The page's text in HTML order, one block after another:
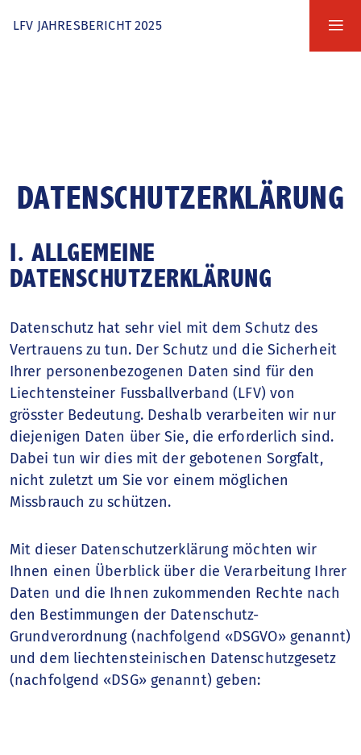
Inhalt
m
Agenda
JAK
Schiedsrichter
Nachhaltigkeit
Fussballjahr
Nationalteams
Spitzenfussball
Sportschule
Breitenfussball
Frauenfussball
LFV JAHRESBERICHT 2025
DATENSCHUTZERKLÄRUNG
I. ALLGEMEINE
DATENSCHUTZERKLÄRUNG
Datenschutz hat sehr viel mit dem Schutz des
Vertrauens zu tun. Der Schutz und die Sicherheit
Ihrer personenbezogenen Daten sind für den
Liechtensteiner Fussballverband (LFV) von
grösster Bedeutung. Deshalb verarbeiten wir nur
diejenigen Daten über Sie, die erforderlich sind.
Dabei tun wir dies mit der gebotenen Sorgfalt,
nicht zuletzt um Sie vor einem möglichen
Missbrauch zu schützen.
Mit dieser Datenschutzerklärung möchten wir
Ihnen einen Überblick über die Verarbeitung Ihrer
Daten und die Ihnen zukommenden Rechte nach
den Bestimmungen der Datenschutz-
Grundverordnung (nachfolgend «DSGVO» genannt)
und dem liechtensteinischen Datenschutzgesetz
(nachfolgend «DSG» genannt) geben: